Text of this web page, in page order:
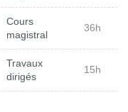
Cours
magistral
36h
Travaux
dirigés
15h